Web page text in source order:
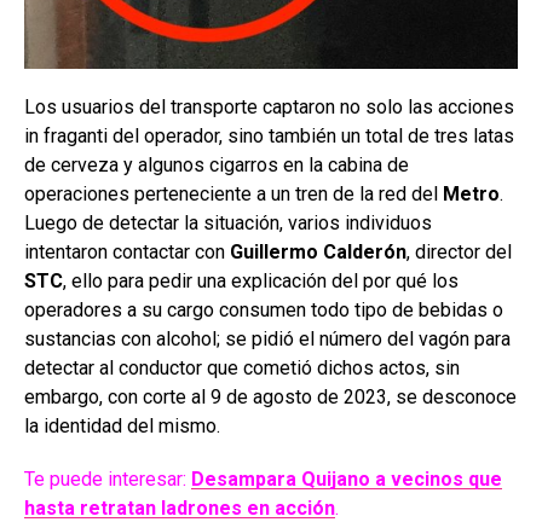
Los usuarios del transporte captaron no solo las acciones
in fraganti del operador, sino también un total de tres latas
de cerveza y algunos cigarros en la cabina de
operaciones perteneciente a un tren de la red del Metro.
Luego de detectar la situación, varios individuos
intentaron contactar con Guillermo Calderón, director del
STC, ello para pedir una explicación del por qué los
operadores a su cargo consumen todo tipo de bebidas o
sustancias con alcohol; se pidió el número del vagón para
detectar al conductor que cometió dichos actos, sin
embargo, con corte al 9 de agosto de 2023, se desconoce
la identidad del mismo.
Te puede interesar: Desampara Quijano a vecinos que
hasta retratan ladrones en acción.